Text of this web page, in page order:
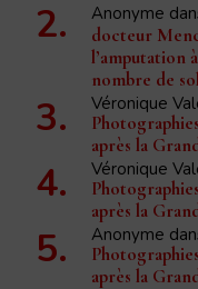
Anonyme
docteur
l’amputation
nombre de
Véronique
après la
Véronique
après la
Anonyme
après la